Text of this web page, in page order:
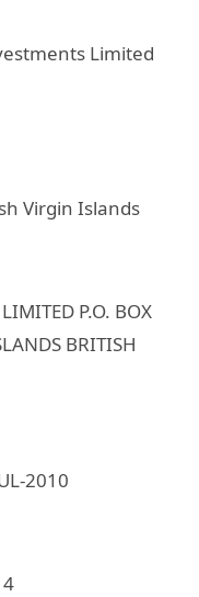
Limited
Virgin Islands
P.O. BOX
BRITISH
2010